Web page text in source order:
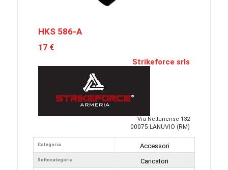
HKS 586-A
17 €
Strikeforce srls
Via Nettunense 132
00075 LANUVIO (RM)
Categoria
Sottocategoria
Accessori
Caricatori